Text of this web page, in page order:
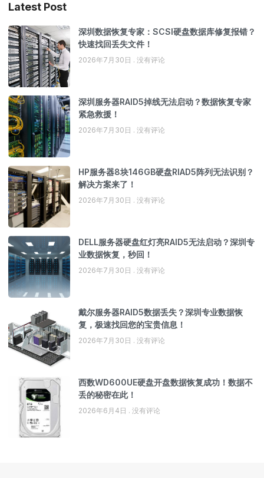
Latest Post
深圳数据恢复专家：SCSI硬盘数据库修复报错？
快速找回丢失文件！
2026年7月30日 没有评论
深圳服务器RAID5掉线无法启动？数据恢复专家
紧急救援！
2026年7月30日 没有评论
HP服务器8块146GB硬盘RIAD5阵列无法识别？
解决方案来了！
2026年7月30日 没有评论
DELL服务器硬盘红灯亮RAID5无法启动？深圳专
业数据恢复，秒回！
2026年7月30日 没有评论
戴尔服务器RAID5数据丢失？深圳专业数据恢
复，极速找回您的宝贵信息！
2026年7月30日 没有评论
西数WD600UE硬盘开盘数据恢复成功！数据不
丢的秘密在此！
2026年6月4日 没有评论